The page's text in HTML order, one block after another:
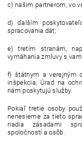
c) našim partnerom, vo
d) ďalším
spracovania dát;
e) tretím stranám,
vymáhania zmluvy s
f) štátnym a verejným
inšpekcia, Úrad na
nám poskytujú služby.
Pokiaľ tretie osoby
nenesieme za tieto
riadia zásadami
spoločností a osôb.